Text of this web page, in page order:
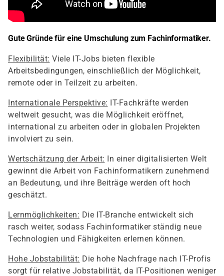
Gute Gründe für eine Umschulung zum Fachinformatiker.
Flexibilität: Viele IT-Jobs bieten flexible
Arbeitsbedingungen, einschließlich der Möglichkeit,
remote oder in Teilzeit zu arbeiten.
Internationale Perspektive: IT-Fachkräfte werden
weltweit gesucht, was die Möglichkeit eröffnet,
international zu arbeiten oder in globalen Projekten
involviert zu sein.
Wertschätzung der Arbeit: In einer digitalisierten Welt
gewinnt die Arbeit von Fachinformatikern zunehmend
an Bedeutung, und ihre Beiträge werden oft hoch
geschätzt.
Lernmöglichkeiten: Die IT-Branche entwickelt sich
rasch weiter, sodass Fachinformatiker ständig neue
Technologien und Fähigkeiten erlernen können.
Hohe Jobstabilität: Die hohe Nachfrage nach IT-Profis
sorgt für relative Jobstabilität, da IT-Positionen weniger